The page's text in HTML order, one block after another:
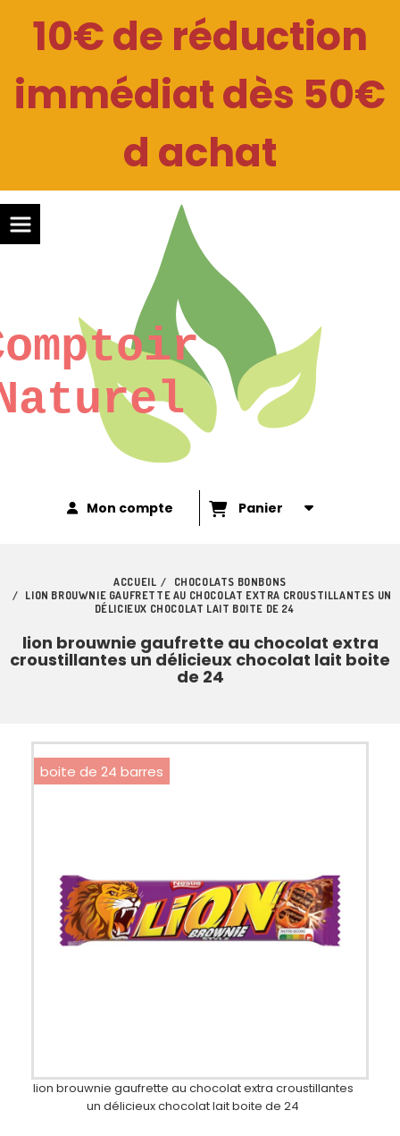
10€ de réduction
immédiat dès 50€
d achat
Mon compte Panier
ACCUEIL
CHOCOLATS BONBONS
LION BROUWNIE GAUFRETTE AU CHOCOLAT EXTRA CROUSTILLANTES UN
DÉLICIEUX CHOCOLAT LAIT BOITE DE 24
lion brouwnie gaufrette au chocolat extra
croustillantes un délicieux chocolat lait boite
de 24
boite de 24 barres
lion brouwnie gaufrette au chocolat extra croustillantes
un délicieux chocolat lait boite de 24